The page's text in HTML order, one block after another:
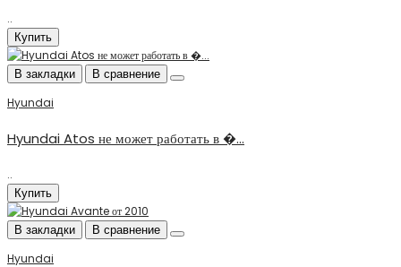
..
Купить
В закладки В сравнение
Hyundai
Hyundai Atos не может работать в �...
..
Купить
В закладки В сравнение
Hyundai